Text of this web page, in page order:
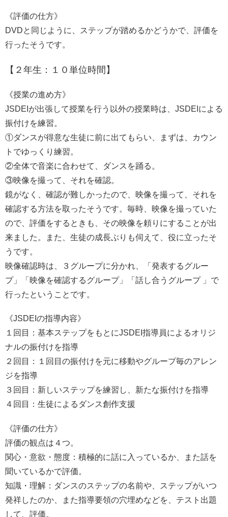
《評価の仕方》
DVDと同じように、ステップが踏めるかどうかで、評価を
行ったそうです。
【２年生：１０単位時間】
《授業の進め方》
JSDEIが出張して授業を行う以外の授業時は、JSDEIによる
振付けを練習。
①ダンスが得意な生徒に前に出てもらい、まずは、カウン
トでゆっくり練習。
②全体で音楽に合わせて、ダンスを踊る。
③映像を撮って、それを確認。
鏡がなく、確認が難しかったので、映像を撮って、それを
確認する方法を取ったそうです。毎時、映像を撮っていた
ので、評価をするときも、その映像を頼りにすることが出
来ました。また、生徒の成長ぶりも伺えて、役に立ったそ
うです。
映像確認時は、３グループに分かれ、「発表するグルー
プ」「映像を確認するグループ」「話し合うグループ 」で
行ったということです。
《JSDEIの指導内容》
１回目：基本ステップをもとにJSDEI指導員によるオリジ
ナルの振付けを指導
２回目：１回目の振付けを元に移動やグループ毎のアレン
ジを指導
３回目：新しいステップを練習し、新たな振付けを指導
４回目：生徒によるダンス創作支援
《評価の仕方》
評価の観点は４つ。
関心・意欲・態度：積極的に話に入っているか、また話を
聞いているかで評価。
知識・理解：ダンスのステップの名前や、ステップがいつ
発祥したのか、また指導要領の穴埋めなどを、テスト出題
して、評価。